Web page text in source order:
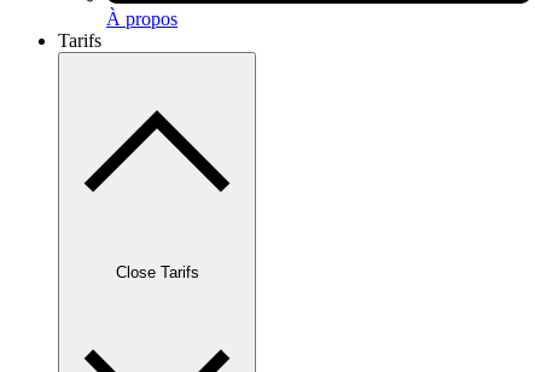
À propos
Tarifs
Close Tarifs